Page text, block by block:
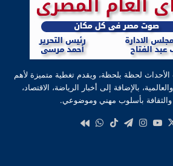
لحظة بلحظة، ويقدم تغطية متميزة لأهم
بالإضافة إلى أخبار الرياضة، الاقتصاد،
والثقافة بأسلوب مهني وموضوعي.
‫X
‫YouTube
انستقرام
تيلقرام‫TikTokواتساب